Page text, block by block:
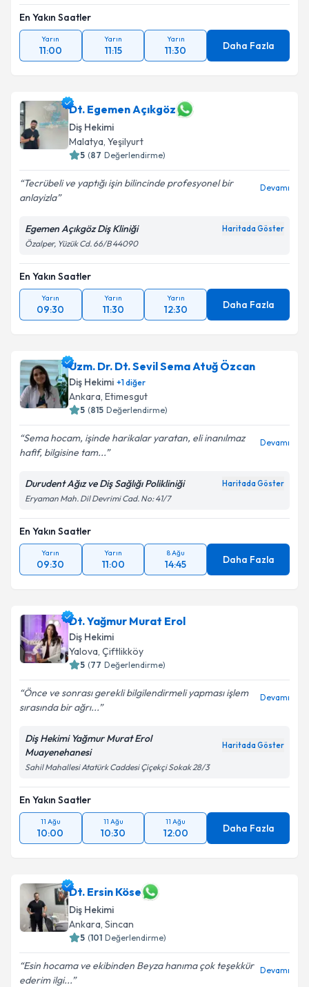
En Yakın Saatler
Yarın
11:00
Yarın
11:15
Yarın
11:30 Daha Fazla
Dt. Egemen Açıkgöz
Diş Hekimi
Malatya, Yeşilyurt
5 (87 Değerlendirme)
Tecrübeli ve yaptığı işin bilincinde profesyonel bir
anlayizla
Devamı
Egemen Açıkgöz Diş Kliniği Haritada Göster
Özalper, Yüzük Cd. 66/B 44090
En Yakın Saatler
Yarın
09:30
Yarın
11:30
Yarın
12:30 Daha Fazla
Uzm. Dr. Dt. Sevil Sema Atuğ Özcan
Diş Hekimi +1diğer
Ankara, Etimesgut
5 (815 Değerlendirme)
Sema hocam, işinde harikalar yaratan, eli inanılmaz
hafif, bilgisine tam...
Devamı
Durudent Ağız ve Diş Sağlığı Polikliniği Haritada Göster
Eryaman Mah. Dil Devrimi Cad. No: 41/7
En Yakın Saatler
Yarın
09:30
Yarın
11:00
8 Ağu
14:45 Daha Fazla
Dt. Yağmur Murat Erol
Diş Hekimi
Yalova, Çiftlikköy
5 (77 Değerlendirme)
Önce ve sonrası gerekli bilgilendirmeli yapması işlem
sırasında bir ağrı...
Devamı
Diş Hekimi Yağmur Murat Erol
Muayenehanesi
Haritada Göster
Sahil Mahallesi Atatürk Caddesi Çiçekçi Sokak 28/3
En Yakın Saatler
11 Ağu
10:00
11 Ağu
10:30
11 Ağu
12:00 Daha Fazla
Dt. Ersin Köse
Diş Hekimi
Ankara, Sincan
5 (101 Değerlendirme)
Esin hocama ve ekibinden Beyza hanıma çok teşekkür
ederim ilgi...
Devamı